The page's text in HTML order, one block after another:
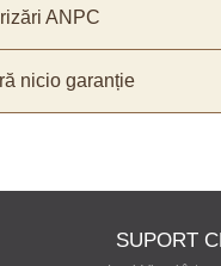
ANPC
nicio garanție
SUPORT